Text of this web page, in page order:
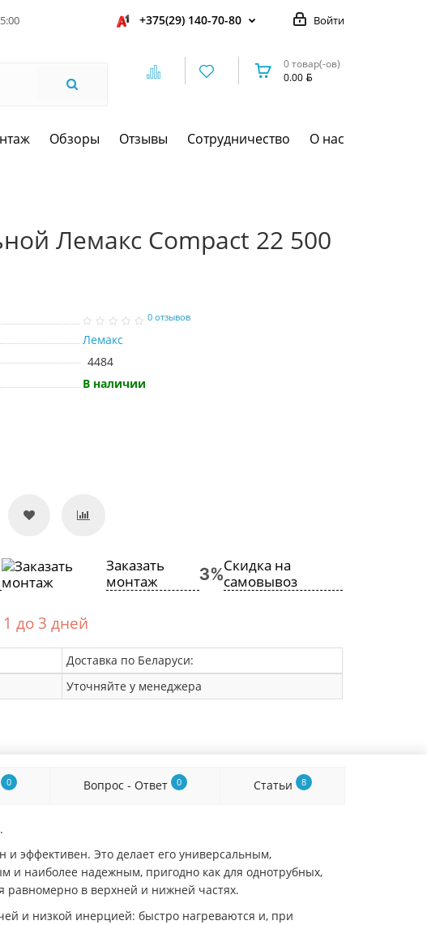
Войти
+375(29) 140-70-80
0 товар(-ов)
0.00
Обзоры Отзывы Сотрудничество О нас
Лемакс Compact 22 500
0 отзывов
Лемакс
4484
В наличии
Заказать
монтаж
Скидка на
самовывоз
1 до 3 дней
Доставка по Беларуси:
Уточняйте у менеджера
0 Вопрос - Ответ 0 Статьи 8
и эффективен. Это делает его универсальным,
наиболее надежным, пригодно как для однотрубных,
равномерно в верхней и нижней частях.
и низкой инерцией: быстро нагреваются и, при